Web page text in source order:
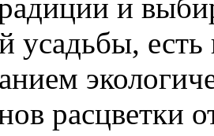
и
усадьбы,
расцветки